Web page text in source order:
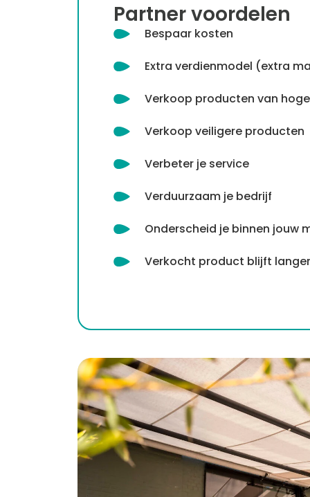
Partner voordelen
Bespaar kosten
Extra verdienmodel (extra
Verkoop producten van
Verkoop veiligere producten
Verbeter je service
Verduurzaam je bedrijf
Onderscheid je binnen jouw
Verkocht product blijft